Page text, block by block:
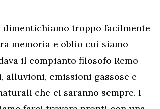
troppo facilmente
memoria e oblio cui siamo
il compianto filosofo Remo
alluvioni, emissioni gassose e
che ci saranno sempre. I